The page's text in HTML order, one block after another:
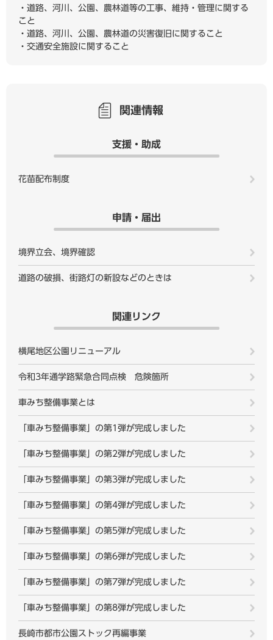
・道路、河川、公園、農林道等の工事、維持・管理に関する
こと
・道路、河川、公園、農林道の災害復旧に関すること
・交通安全施設に関すること
関連情報
支援・助成
花苗配布制度
申請・届出
境界立会、境界確認
道路の破損、街路灯の新設などのときは
関連リンク
横尾地区公園リニューアル
令和3年通学路緊急合同点検 危険箇所
車みち整備事業とは
「車みち整備事業」の第1弾が完成しました
「車みち整備事業」の第2弾が完成しました
「車みち整備事業」の第3弾が完成しました
「車みち整備事業」の第4弾が完成しました
「車みち整備事業」の第5弾が完成しました
「車みち整備事業」の第6弾が完成しました
「車みち整備事業」の第7弾が完成しました
「車みち整備事業」の第8弾が完成しました
長崎市都市公園ストック再編事業